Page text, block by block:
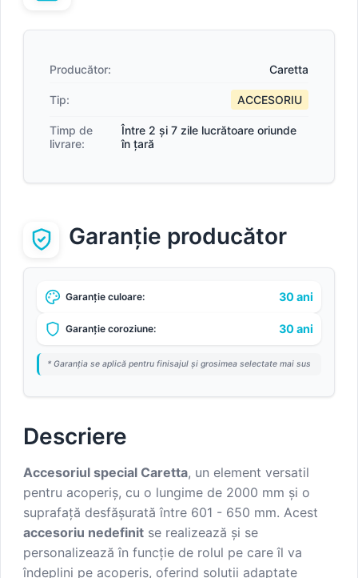
Producător: Caretta
Tip: ACCESORIU
Timp de
livrare:
Între 2 și 7 zile lucrătoare oriunde
în țară
Garanție producător
Garanție culoare: 30 ani
Garanție coroziune: 30 ani
* Garanția se aplică pentru finisajul și grosimea selectate mai sus
Descriere
Accesoriul special Caretta, un element versatil
pentru acoperiș, cu o lungime de 2000 mm și o
suprafață desfășurată între 601 - 650 mm. Acest
accesoriu nedefinit se realizează și se
personalizează în funcție de rolul pe care îl va
îndeplini pe acoperiș, oferind soluții adaptate